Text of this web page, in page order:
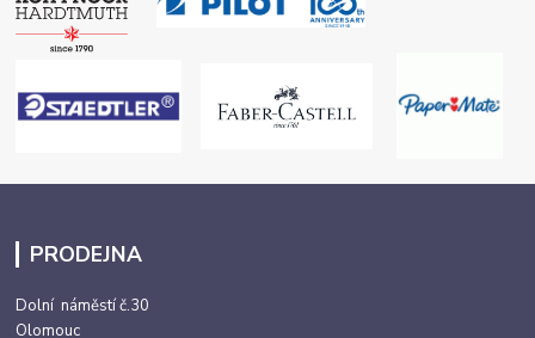
PRODEJNA
Dolní náměstí č.30
Olomouc